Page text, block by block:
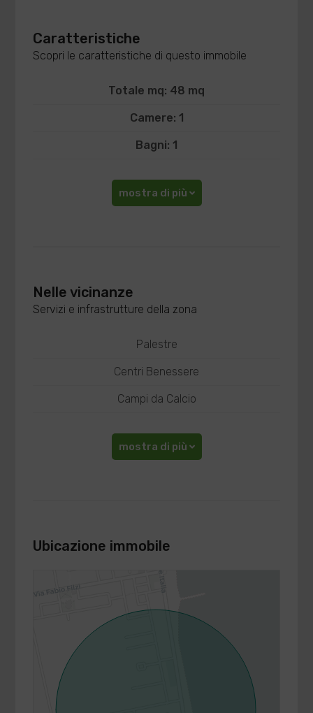
Caratteristiche
Scopri le caratteristiche di questo immobile
Totale mq: 48 mq
Camere: 1
Bagni: 1
mostra di più
Nelle vicinanze
Servizi e infrastrutture della zona
Palestre
Centri Benessere
Campi da Calcio
mostra di più
Ubicazione immobile